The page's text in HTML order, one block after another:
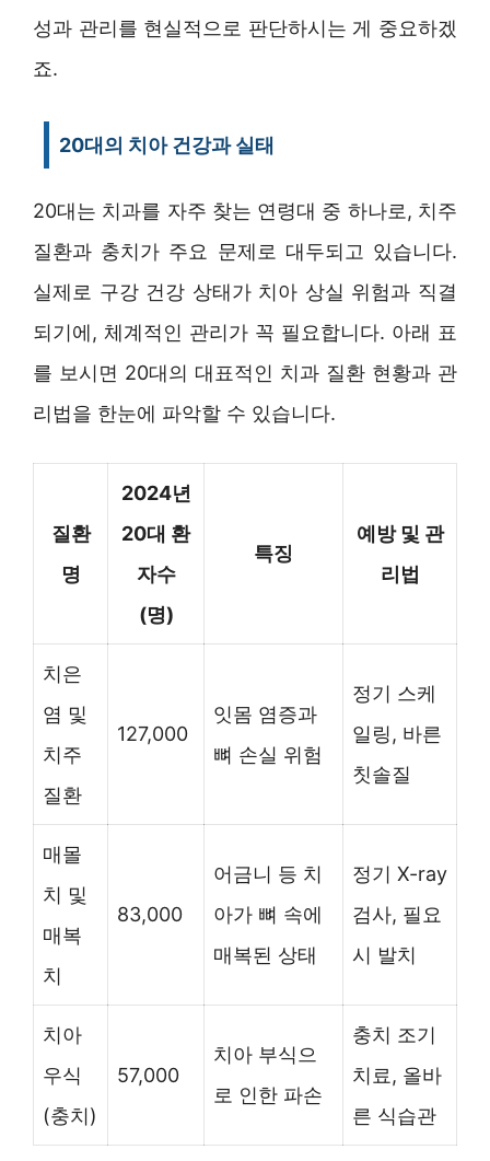
성과 관리를 현실적으로 판단하시는 게 중요하겠
죠.
20대의 치아 건강과 실태
20대는 치과를 자주 찾는 연령대 중 하나로, 치주
질환과 충치가 주요 문제로 대두되고 있습니다.
실제로 구강 건강 상태가 치아 상실 위험과 직결
되기에, 체계적인 관리가 꼭 필요합니다. 아래 표
를 보시면 20대의 대표적인 치과 질환 현황과 관
리법을 한눈에 파악할 수 있습니다.
질환
명
2024년
20대 환
자수
(명)
특징
예방 및 관
리법
치은
염 및
치주
질환
127,000
잇몸 염증과
뼈 손실 위험
정기 스케
일링, 바른
칫솔질
매몰
치 및
매복
치
83,000
어금니 등 치
아가 뼈 속에
매복된 상태
정기 X-ray
검사, 필요
시 발치
치아
우식
(충치)
57,000
치아 부식으
로 인한 파손
충치 조기
치료, 올바
른 식습관